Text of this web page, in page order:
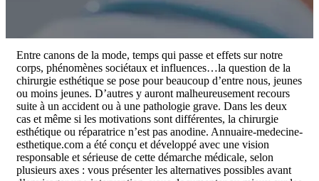
Entre canons de la mode, temps qui passe et effets sur notre
corps, phénomènes sociétaux et influences…la question de la
chirurgie esthétique se pose pour beaucoup d’entre nous, jeunes
ou moins jeunes. D’autres y auront malheureusement recours
suite à un accident ou à une pathologie grave. Dans les deux
cas et même si les motivations sont différentes, la chirurgie
esthétique ou réparatrice n’est pas anodine. Annuaire-medecine-
esthetique.com a été conçu et développé avec une vision
responsable et sérieuse de cette démarche médicale, selon
plusieurs axes : vous présenter les alternatives possibles avant